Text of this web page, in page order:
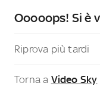
Ooooops! Si è
Riprova più tardi
Torna a Video Sky